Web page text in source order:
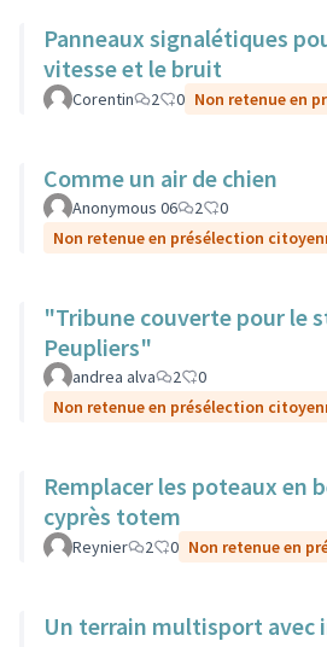
Panneaux signalétiques
vitesse et le bruit
Corentin 2 0 Non retenue en
Comme un air de chien
Anonymous 06 2
0
Non retenue en présélection
"Tribune couverte pour le
Peupliers"
andrea alva 2
0
Non retenue en présélection
Remplacer les poteaux en
cyprès totem
Reynier 2 0 Non retenue en
Un terrain multisport avec